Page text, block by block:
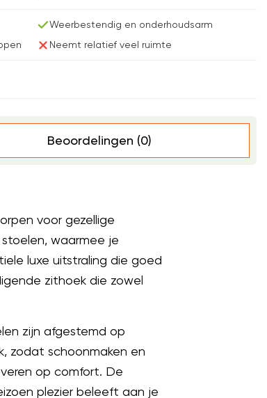
Weerbestendig en onderhoudsarm
Neemt relatief veel ruimte
Beoordelingen (0)
voor gezellige
waarmee je
luxe uitstraling die goed
zithoek die zowel
zijn afgestemd op
zodat schoonmaken en
op comfort. De
plezier beleeft aan je